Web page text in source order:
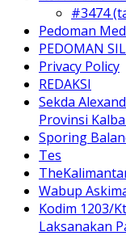
#3474
Pedoman
PEDOMAN
Privacy Policy
REDAKSI
Sekda
Provinsi
Sporing
Tes
Wabup
Kodim 1203/
Laksanakan